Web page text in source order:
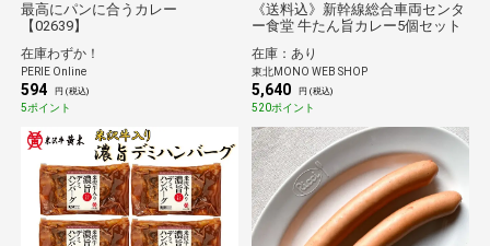
最高にパンに合うカレー
【02639】
在庫わずか！
PERIE Online
594 円 (税込)
5ポイント
《送料込》新幹線総合車両センタ
ー食堂 牛たん旨カレー5個セット
在庫：あり
東北MONO WEB SHOP
5,640 円 (税込)
520ポイント